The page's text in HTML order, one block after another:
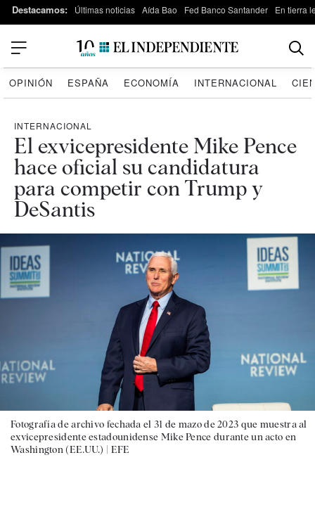
Destacamos: Últimas noticias Aída Bao Fed Banco Santander En tierra
OPINIÓN ESPAÑA ECONOMÍA INTERNACIONAL
INTERNACIONAL
El exvicepresidente Mike Pence
hace oficial su candidatura
para competir con Trump y
DeSantis
Fotografía de archivo fechada el 31 de mazo de 2023 que muestra al
exvicepresidente estadounidense Mike Pence durante un acto en
Washington (EE.UU.) | EFE